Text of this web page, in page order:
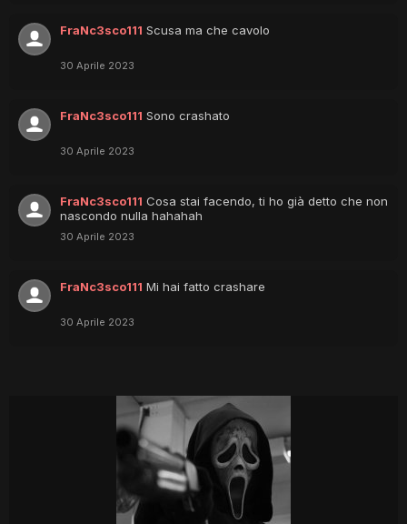
FraNc3sco111 Scusa ma che cavolo
30 Aprile 2023
FraNc3sco111 Sono crashato
30 Aprile 2023
FraNc3sco111 Cosa stai facendo, ti ho già detto che non
nascondo nulla hahahah
30 Aprile 2023
FraNc3sco111 Mi hai fatto crashare
30 Aprile 2023